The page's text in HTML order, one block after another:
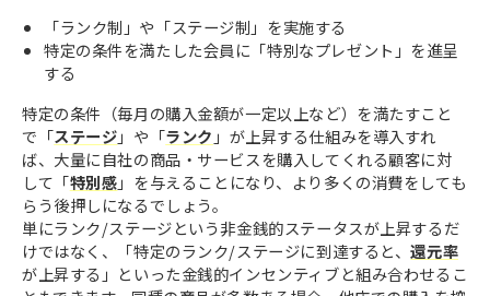
「ランク制」や「ステージ制」を実施する
特定の条件を満たした会員に「特別なプレゼント」を進呈
する
特定の条件（毎月の購入金額が一定以上など）を満たすこと
で「ステージ」や「ランク 」が上昇する仕組みを導入すれ
ば、大量に自社の商品・サービスを購入してくれる顧客に対
して「特別感」を与えることになり、より多くの消費をしても
らう後押しになるでしょう。
単にランク/ステージという非金銭的ステータスが上昇するだ
けではなく、「特定のランク/ステージに到達すると、還元率
が上昇する」といった金銭的インセンティブと組み合わせるこ